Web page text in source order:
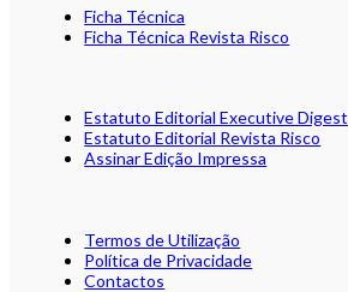
Ficha Técnica
Ficha Técnica Revista Risco
Estatuto Editorial Executive Digest
Estatuto Editorial Revista Risco
Assinar Edição Impressa
Termos de Utilização
Política de Privacidade
Contactos